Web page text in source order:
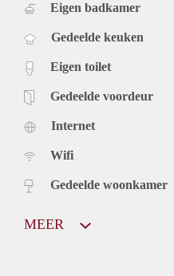
Eigen badkamer
Gedeelde keuken
Eigen toilet
Gedeelde voordeur
Internet
Wifi
Gedeelde woonkamer
MEER